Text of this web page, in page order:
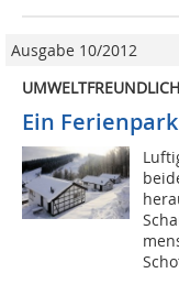
Ausgabe 10/2012
Ein